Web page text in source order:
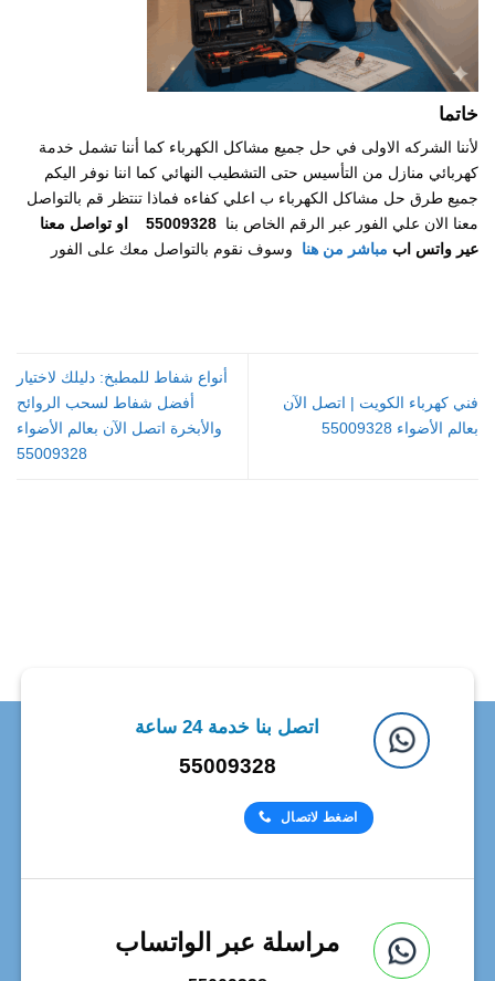
خاتما
لأننا الشركه الاولى في حل جميع مشاكل الكهرباء كما أننا تشمل خدمة
كهربائي منازل من التأسيس حتى التشطيب النهائي كما اننا نوفر اليكم
جميع طرق حل مشاكل الكهرباء ب اعلي كفاءه فماذا تنتظر قم بالتواصل
معنا الان علي الفور عبر الرقم الخاص بنا
و تواصل معنا
عير واتس اب مباشر من هنا وسوف نقوم بالتواصل معك على الفور
فني كهرباء الكويت | اتصل الآن
بعالم الأضواء 55009328
أنواع شفاط للمطبخ: دليلك لاختيار
أفضل شفاط لسحب الروائح
والأبخرة اتصل الآن بعالم الأضواء
55009328
اتصل بنا خدمة 24 ساعة
55009328
اضغط لاتصال
مراسلة عبر الواتساب